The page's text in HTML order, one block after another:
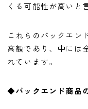
くる可能性が高いと
これらのバックエン
高額であり、中には
れています。
◆バックエンド商品